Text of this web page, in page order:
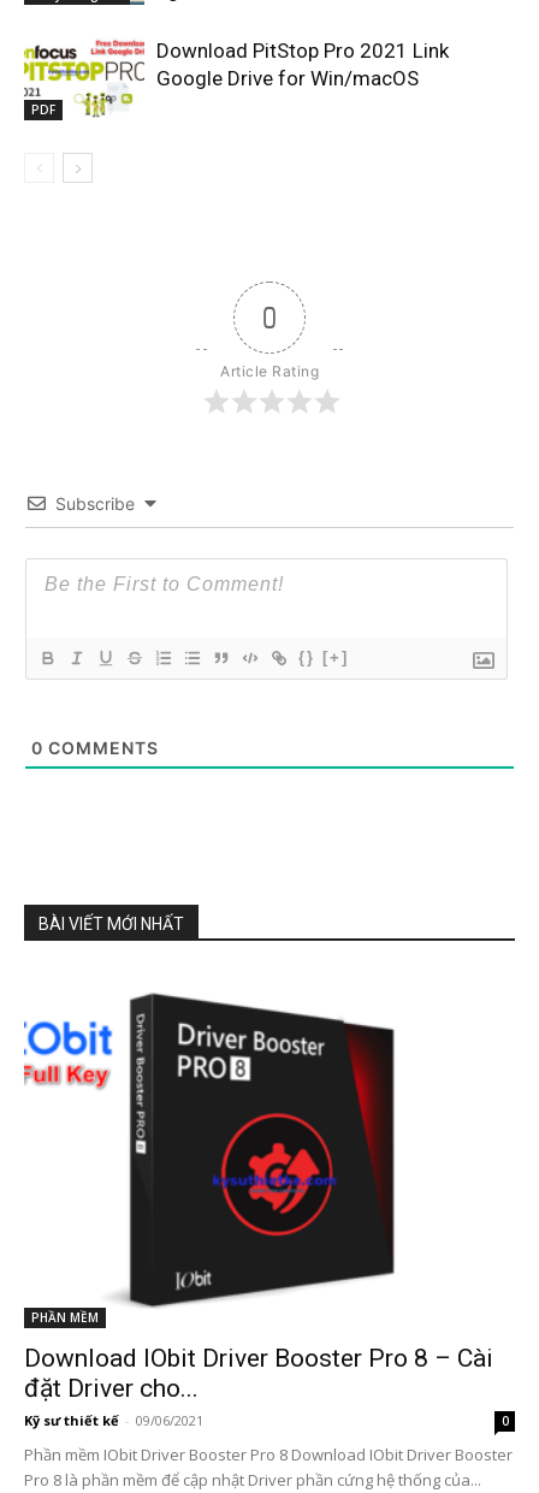
PDF
Download PitStop Pro 2021 Link
Google Drive for Win/macOS
0
Article Rating
Subscribe
{} [+]
0 COMMENTS
BÀI VIẾT MỚI NHẤT
PHẦN MỀM
Download IObit Driver Booster Pro 8 – Cài
đặt Driver cho...
Kỹ sư thiết kế - 09/06/2021 0
Phần mềm IObit Driver Booster Pro 8 Download IObit Driver Booster
Pro 8 là phần mềm để cập nhật Driver phần cứng hệ thống của...